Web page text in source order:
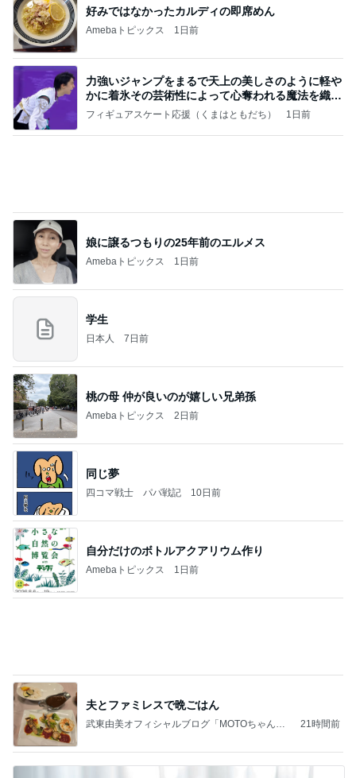
好みではなかったカルディの即席めん
Amebaトピックス 1日前
力強いジャンプをまるで天上の美しさのように軽や
かに着氷その芸術性によって心奪われる魔法を織り
なす
フィギュアスケート応援（くまはともだち） 1日前
学生
日本人 7日前
桃の母 仲が良いのが嬉しい兄弟孫
Amebaトピックス
同じ夢
四コマ戦士 パパ戦記 10日前
自分だけのボトルアクアリウム作り
Amebaトピックス 1日前
夫とファミレスで晩ごはん
武東由美オフィシャルブログ「MOTOちゃんと